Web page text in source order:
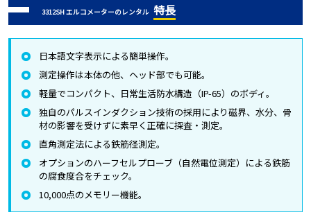
3312SH エルコメーターのレンタル 特長
日本語文字表示による簡単操作。
測定操作は本体の他、ヘッド部でも可能。
軽量でコンパクト、日常生活防水構造（IP-65）のボディ。
独自のパルスインダクション技術の採用により磁界、水分、骨
材の影響を受けずに素早く正確に探査・測定。
直角測定法による鉄筋径測定。
オプションのハーフセルプローブ（自然電位測定）による鉄筋
の腐食度合をチェック。
10,000点のメモリー機能。